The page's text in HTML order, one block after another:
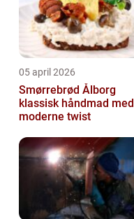
05 april 2026
Smørrebrød Ålborg
klassisk håndmad med
moderne twist